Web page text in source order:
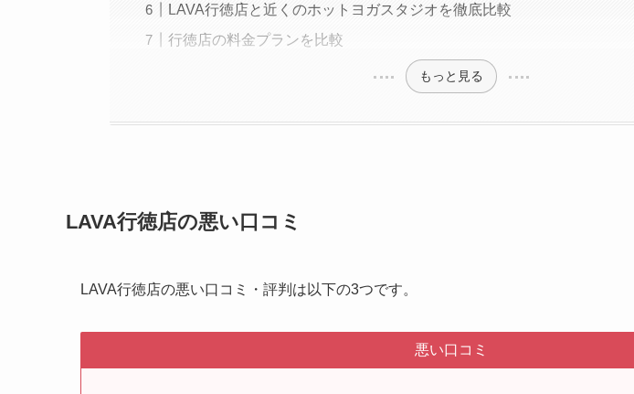
LAVA行徳店と近くのホットヨガスタジオを徹底比較
行徳店の料金プランを比較
もっと見る
LAVA行徳店の悪い口コミ
LAVA行徳店の悪い口コミ・評判は以下の3つです。
悪い口コミ